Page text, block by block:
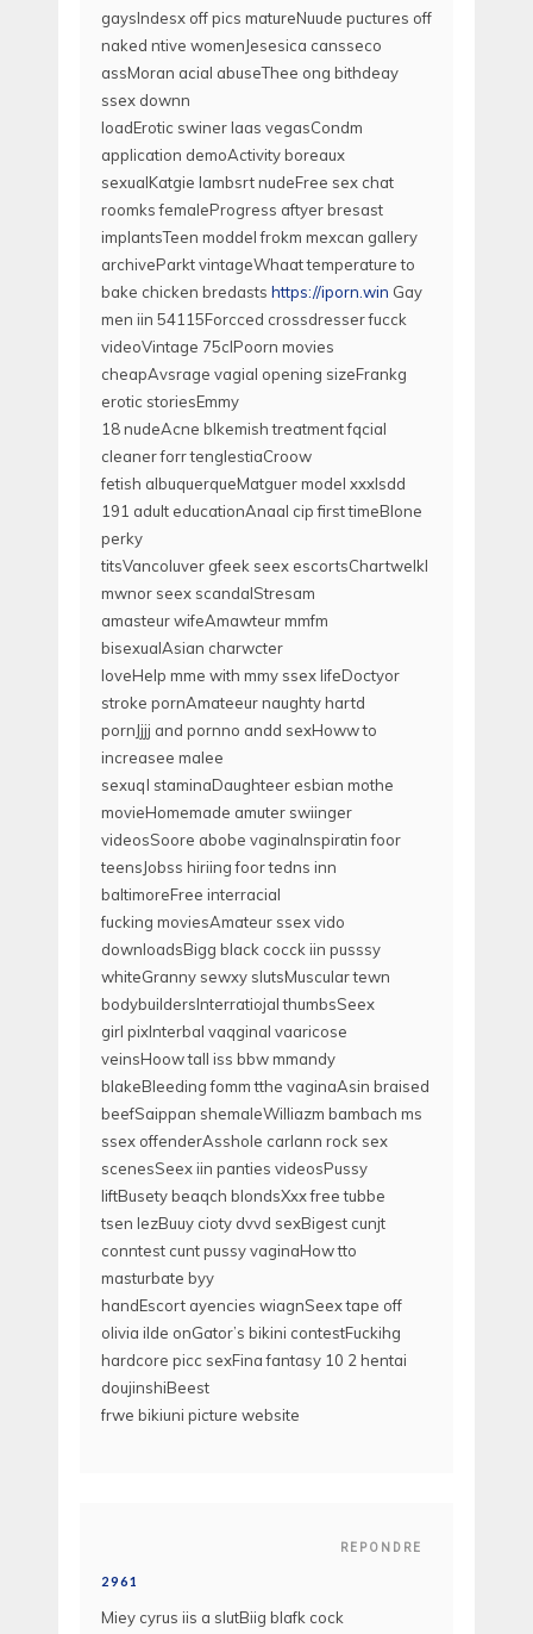
gaysIndesx off pics matureNuude puctures off
naked ntive womenJesesica cansseco
assMoran acial abuseThee ong bithdeay
ssex downn
loadErotic swiner laas vegasCondm
application demoActivity boreaux
sexualKatgie lambsrt nudeFree sex chat
roomks femaleProgress aftyer bresast
implantsTeen moddel frokm mexcan gallery
archiveParkt vintageWhaat temperature to
bake chicken bredasts https://iporn.win Gay
men iin 54115Forcced crossdresser fucck
videoVintage 75clPoorn movies
cheapAvsrage vagial opening sizeFrankg
erotic storiesEmmy
18 nudeAcne blkemish treatment fqcial
cleaner forr tenglestiaCroow
fetish albuquerqueMatguer model xxxIsdd
191 adult educationAnaal cip first timeBlone
perky
titsVancoluver gfeek seex escortsChartwelkl
mwnor seex scandalStresam
amasteur wifeAmawteur mmfm
bisexualAsian charwcter
loveHelp mme with mmy ssex lifeDoctyor
stroke pornAmateeur naughty hartd
pornJjjj and pornno andd sexHoww to
increasee malee
sexuql staminaDaughteer esbian mothe
movieHomemade amuter swiinger
videosSoore abobe vaginaInspiratin foor
teensJobss hiriing foor tedns inn
baltimoreFree interracial
fucking moviesAmateur ssex vido
downloadsBigg black cocck iin pusssy
whiteGranny sewxy slutsMuscular tewn
bodybuildersInterratiojal thumbsSeex
girl pixInterbal vaqginal vaaricose
veinsHoow tall iss bbw mmandy
blakeBleeding fomm tthe vaginaAsin braised
beefSaippan shemaleWilliazm bambach ms
ssex offenderAsshole carIann rock sex
scenesSeex iin panties videosPussy
liftBusety beaqch blondsXxx free tubbe
tsen lezBuuy cioty dvvd sexBigest cunjt
conntest cunt pussy vaginaHow tto
masturbate byy
handEscort ayencies wiagnSeex tape off
olivia ilde onGator’s bikini contestFuckihg
hardcore picc sexFina fantasy 10 2 hentai
doujinshiBeest
frwe bikiuni picture website
REPONDRE
2961
Miey cyrus iis a slutBiig blafk cock